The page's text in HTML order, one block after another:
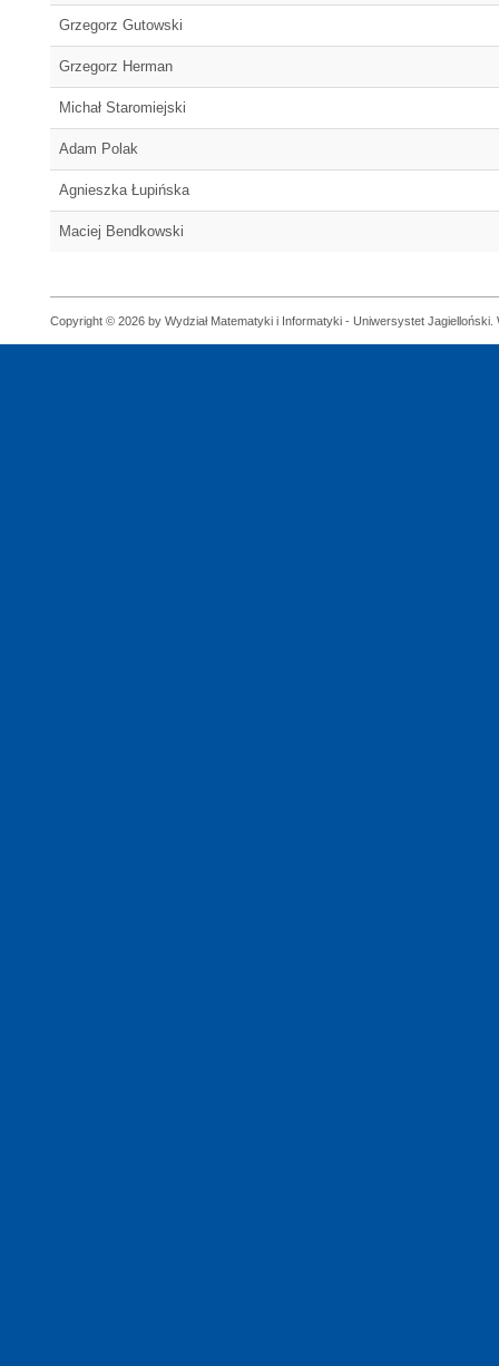
Grzegorz Gutowski
Grzegorz Herman
Michał Staromiejski
Adam Polak
Agnieszka Łupińska
Maciej Bendkowski
Copyright © 2026 by Wydział Matematyki i Informatyki - Uniwersystet